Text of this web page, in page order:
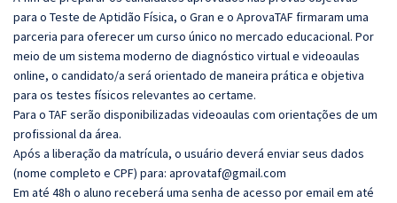
para o Teste de Aptidão Física, o Gran e o AprovaTAF firmaram uma
parceria para oferecer um curso único no mercado educacional. Por
meio de um sistema moderno de diagnóstico virtual e videoaulas
online, o candidato/a será orientado de maneira prática e objetiva
para os testes físicos relevantes ao certame.
Para o TAF serão disponibilizadas videoaulas com orientações de um
profissional da área.
Após a liberação da matrícula, o usuário deverá enviar seus dados
(nome completo e CPF) para: aprovataf@gmail.com
Em até 48h o aluno receberá uma senha de acesso por email em até